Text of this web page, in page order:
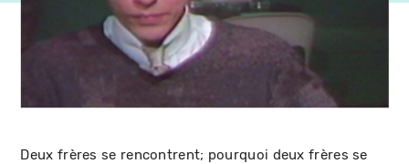
Deux frères se rencontrent; pourquoi deux frères se